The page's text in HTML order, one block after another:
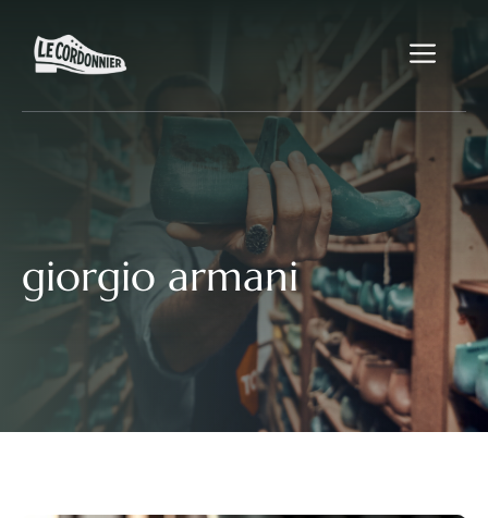
contenu
giorgio armani